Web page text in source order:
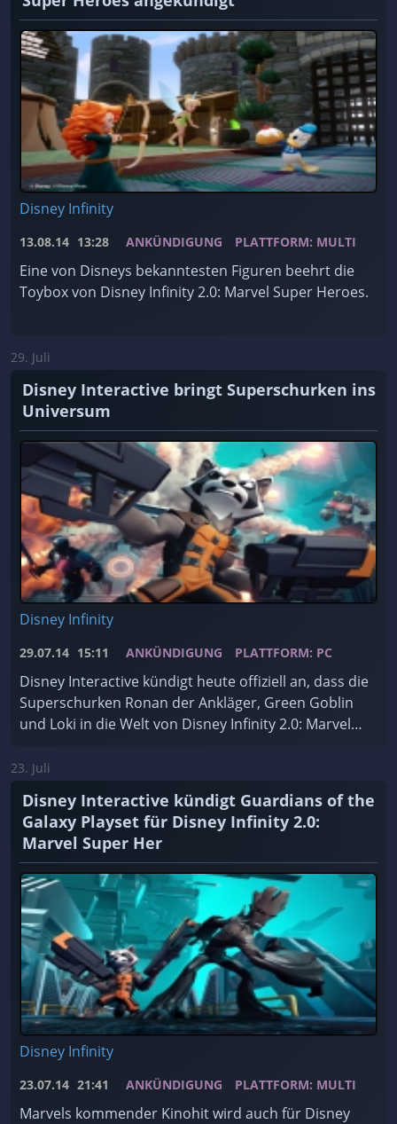
Disney Infinity
13.08.14 13:28 ANKÜNDIGUNG PLATTFORM: MULTI
Eine von Disneys bekanntesten Figuren beehrt die
Toybox von Disney Infinity 2.0: Marvel Super Heroes.
29. Juli
Disney Interactive bringt Superschurken ins
Universum
Disney Infinity
29.07.14 15:11 ANKÜNDIGUNG PLATTFORM: PC
Disney Interactive kündigt heute offiziell an, dass die
Superschurken Ronan der Ankläger, Green Goblin
und Loki in die Welt von Disney Infinity 2.0: Marvel
23. Juli
Disney Interactive kündigt Guardians of the
Galaxy Playset für Disney Infinity 2.0:
Marvel Super Her
Disney Infinity
23.07.14 21:41 ANKÜNDIGUNG PLATTFORM: MULTI
Marvels kommender Kinohit wird auch für Disney